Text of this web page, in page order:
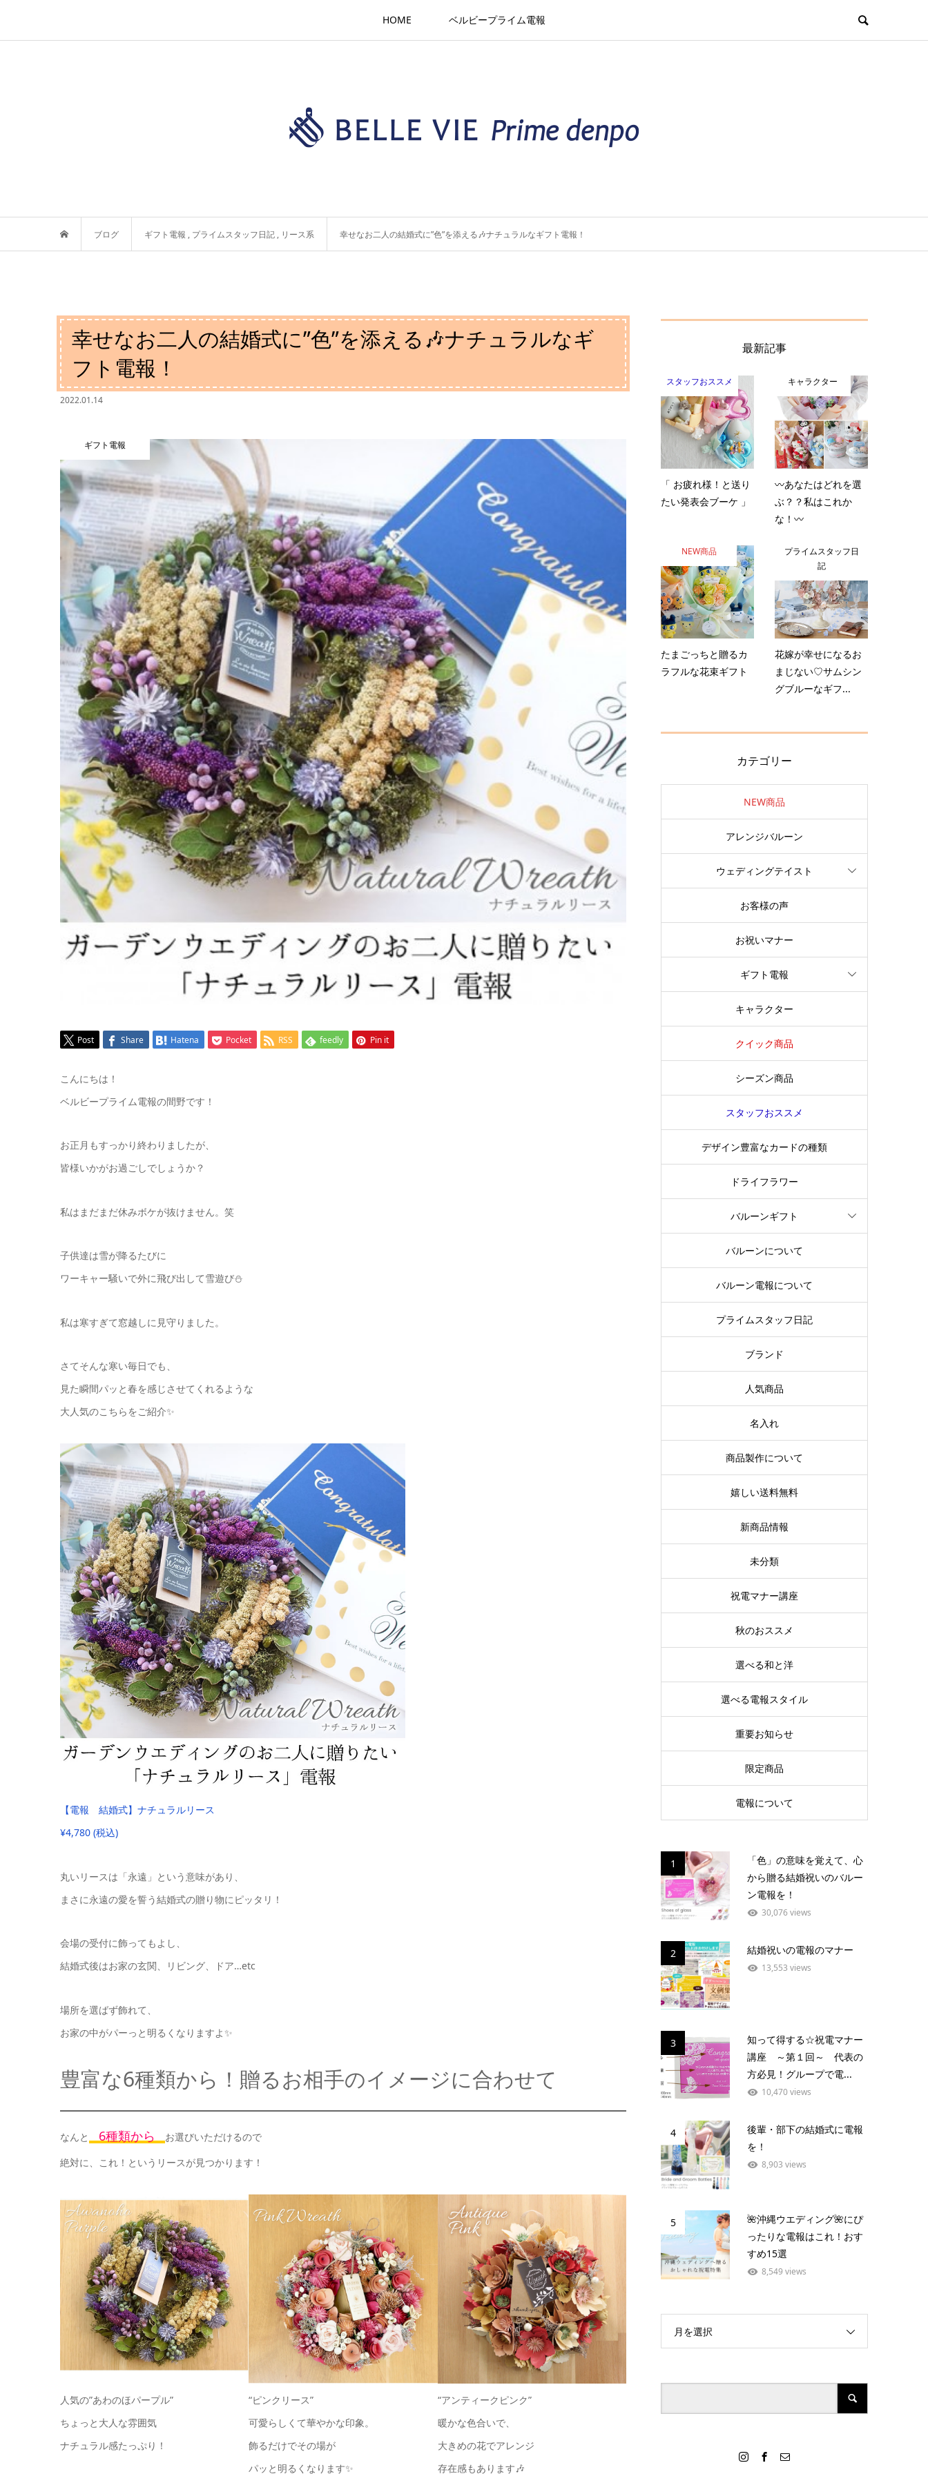
HOME ベルビープライム電報
ブログ ギフト電報 , プライムスタッフ日記 , リース系 幸せなお二人の結婚式に”色”を添える🎶ナチュラルなギフト電報！
幸せなお二人の結婚式に”色”を添える🎶ナチュラルなギ
フト電報！
2022.01.14
ギフト電報
Post Share Hatena Pocket RSS feedly Pin it
こんにちは！
ベルビープライム電報の間野です！
お正月もすっかり終わりましたが、
皆様いかがお過ごしでしょうか？
私はまだまだ休みボケが抜けません。笑
子供達は雪が降るたびに
ワーキャー騒いで外に飛び出して雪遊び⛄️
私は寒すぎて窓越しに見守りました。
さてそんな寒い毎日でも、
見た瞬間パッと春を感じさせてくれるような
大人気のこちらをご紹介✨
【電報 結婚式】ナチュラルリース
¥4,780 (税込)
丸いリースは「永遠」という意味があり、
まさに永遠の愛を誓う結婚式の贈り物にピッタリ！
会場の受付に飾ってもよし、
結婚式後はお家の玄関、リビング、ドア…etc
場所を選ばず飾れて、
お家の中がパーっと明るくなりますよ✨
豊富な6種類から！贈るお相手のイメージに合わせて
なんと 6種類から
お選びいただけるので
絶対に、これ！というリースが見つかります！
人気の”あわのほパープル”
ちょっと大人な雰囲気
ナチュラル感たっぷり！
“ピンクリース”
可愛らしくて華やかな印象。
飾るだけでその場が
パッと明るくなります✨
“アンティークピンク”
暖かな色合いで、
大きめの花でアレンジ
存在感もあります🎶
最新記事
スタッフおススメ
「 お疲れ様！と送り
たい発表会ブーケ 」
キャラクター
〰️あなたはどれを選
ぶ？？私はこれか
な！〰️
NEW商品
たまごっちと贈るカ
ラフルな花束ギフト
プライムスタッフ日
記
花嫁が幸せになるお
まじない♡サムシン
グブルーなギフ...
カテゴリー
NEW商品
アレンジバルーン
ウェディングテイスト
お客様の声
お祝いマナー
ギフト電報
キャラクター
クイック商品
シーズン商品
スタッフおススメ
デザイン豊富なカードの種類
ドライフラワー
バルーンギフト
バルーンについて
バルーン電報について
プライムスタッフ日記
ブランド
人気商品
名入れ
商品製作について
嬉しい送料無料
新商品情報
未分類
祝電マナー講座
秋のおススメ
選べる和と洋
選べる電報スタイル
重要お知らせ
限定商品
電報について
1
「色」の意味を覚えて、心
から贈る結婚祝いのバルー
ン電報を！
30,076 views
2 結婚祝いの電報のマナー
13,553 views
3
知って得する☆祝電マナー
講座 ～第１回～ 代表の
方必見！グループで電...
10,470 views
4
後輩・部下の結婚式に電報
を！
8,903 views
5
🌺沖縄ウエディング🌺にぴ
ったりな電報はこれ！おす
すめ15選
8,549 views
月を選択